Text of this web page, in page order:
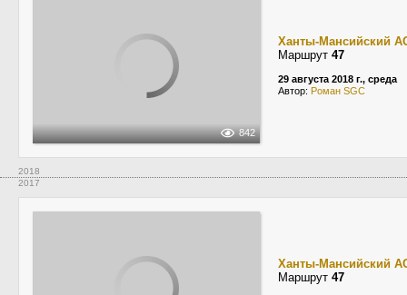
842
Ханты-Мансийский
Маршрут 47
29 августа 2018 г., среда
Автор: Роман SGC
2018
2017
Ханты-Мансийский
Маршрут 47